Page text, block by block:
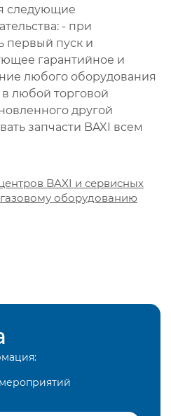
следующие
- при
первый пуск и
гарантийное и
любого оборудования
любой торговой
другой
запчасти BAXI всем
BAXI и сервисных
оборудованию